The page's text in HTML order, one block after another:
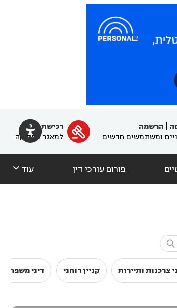

הרשמה
ומשתמשים חדשים

רכישת מנוי
למאגר הפסיקה
פורום עורכי דין עוד 

צרכנות ותיירות קניין רוחני דיני משפחה